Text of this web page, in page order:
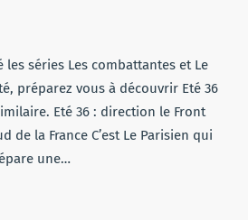
les séries Les combattantes et Le
préparez vous à découvrir Eté 36
Eté 36 : direction le Front
de la France C’est Le Parisien qui
une…